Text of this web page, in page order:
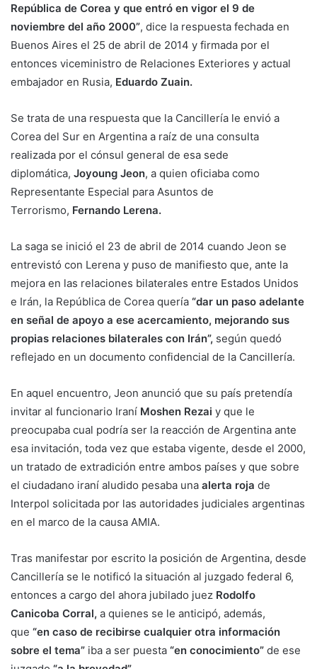
República de Corea y que entró en vigor el 9 de
noviembre del año 2000”, dice la respuesta fechada en
Buenos Aires el 25 de abril de 2014 y firmada por el
entonces viceministro de Relaciones Exteriores y actual
embajador en Rusia, Eduardo Zuain.
Se trata de una respuesta que la Cancillería le envió a
Corea del Sur en Argentina a raíz de una consulta
realizada por el cónsul general de esa sede
diplomática, Joyoung Jeon, a quien oficiaba como
Representante Especial para Asuntos de
Terrorismo, Fernando Lerena.
La saga se inició el 23 de abril de 2014 cuando Jeon se
entrevistó con Lerena y puso de manifiesto que, ante la
mejora en las relaciones bilaterales entre Estados Unidos
e Irán, la República de Corea quería “dar un paso adelante
en señal de apoyo a ese acercamiento, mejorando sus
propias relaciones bilaterales con Irán”, según quedó
reflejado en un documento confidencial de la Cancillería.
En aquel encuentro, Jeon anunció que su país pretendía
invitar al funcionario Iraní Moshen Rezai y que le
preocupaba cual podría ser la reacción de Argentina ante
esa invitación, toda vez que estaba vigente, desde el 2000,
un tratado de extradición entre ambos países y que sobre
el ciudadano iraní aludido pesaba una alerta roja de
Interpol solicitada por las autoridades judiciales argentinas
en el marco de la causa AMIA.
Tras manifestar por escrito la posición de Argentina, desde
Cancillería se le notificó la situación al juzgado federal 6,
entonces a cargo del ahora jubilado juez Rodolfo
Canicoba Corral, a quienes se le anticipó, además,
que “en caso de recibirse cualquier otra información
sobre el tema” iba a ser puesta “en conocimiento” de ese